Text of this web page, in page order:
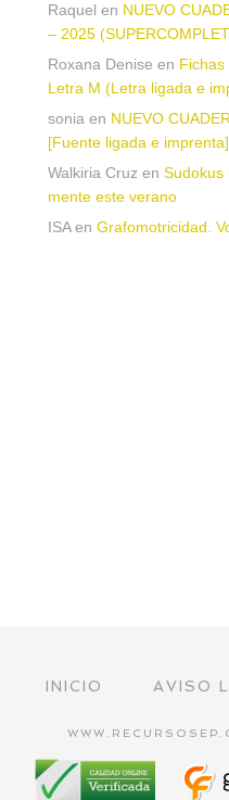
Raquel en NUEVO
– 2025
Roxana Denise en Fichas
Letra M (Letra ligada e
sonia en NUEVO
[Fuente ligada e imprenta]
Walkiria Cruz en Sudokus
mente este verano
ISAen Grafomotricidad.
INICIO AVISO